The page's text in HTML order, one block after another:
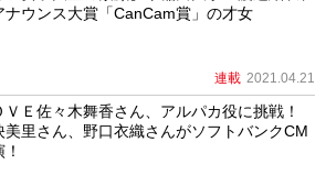
ナウンス大賞「CanCam賞」の才女
連載 2021.04.21
ＶＥ佐々木舞香さん、アルパカ役に挑戦！
美里さん、野口衣織さんがソフトバンクCM